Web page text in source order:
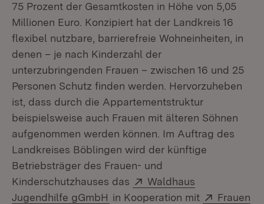
75 Prozent der Gesamtkosten in Höhe von 5,05
Millionen Euro. Konzipiert hat der Landkreis 16
flexibel nutzbare, barrierefreie Wohneinheiten, in
denen – je nach Kinderzahl der
unterzubringenden Frauen – zwischen 16 und 25
Personen Schutz finden werden. Hervorzuheben
ist, dass durch die Appartementstruktur
beispielsweise auch Frauen mit älteren Söhnen
aufgenommen werden können. Im Auftrag des
Landkreises Böblingen wird der künftige
Betriebsträger des Frauen- und
Kinderschutzhauses das
Extern:
Waldhaus
Jugendhilfe gGmbH (Öffnet in neuem Fenster)
in Kooperation mit Extern:
Frauen